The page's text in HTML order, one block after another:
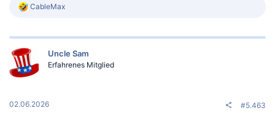
R
k
i
o
n
:
CableMax
Uncle Sam
Erfahrenes Mitglied
02.06.2026 #5.463